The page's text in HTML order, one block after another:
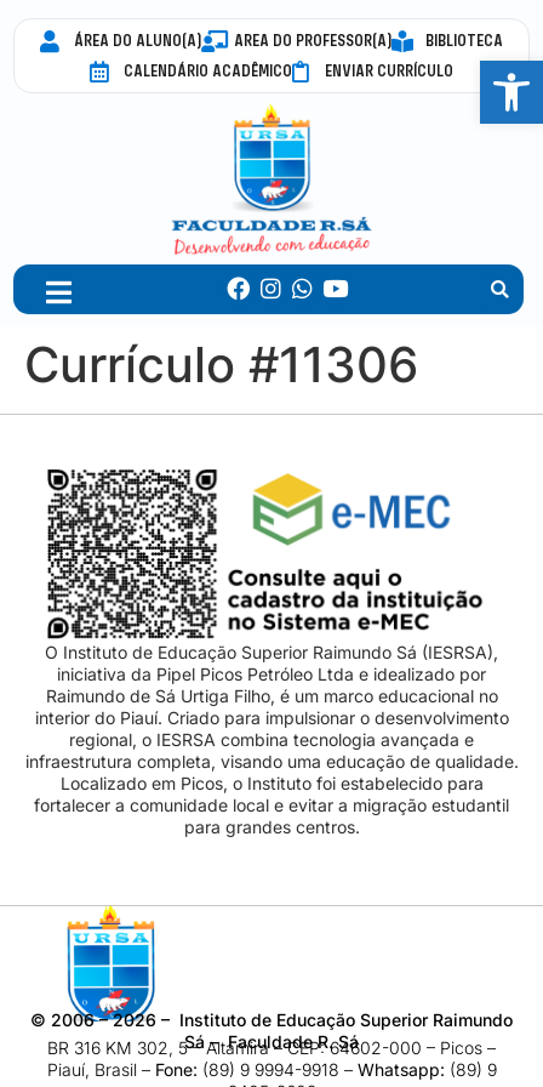
ÁREA DO ALUNO(A) AREA DO PROFESSOR(A)
BIBLIOTECA
CALENDÁRIO ACADÊMICO
ENVIAR CURRÍCULO
Currículo #11306
O Instituto de Educação Superior Raimundo Sá (IESRSA),
iniciativa da Pipel Picos Petróleo Ltda e idealizado por
Raimundo de Sá Urtiga Filho, é um marco educacional no
interior do Piauí. Criado para impulsionar o desenvolvimento
regional, o IESRSA combina tecnologia avançada e
infraestrutura completa, visando uma educação de qualidade.
Localizado em Picos, o Instituto foi estabelecido para
fortalecer a comunidade local e evitar a migração estudantil
para grandes centros.
© 2006 – 2026 – Instituto de Educação Superior Raimundo
Sá – Faculdade R. Sá
BR 316 KM 302, 5 – Altamira – CEP: 64602-000 – Picos –
Piauí, Brasil – Fone: (89) 9 9994-9918​ – Whatsapp: (89) 9
Abrir